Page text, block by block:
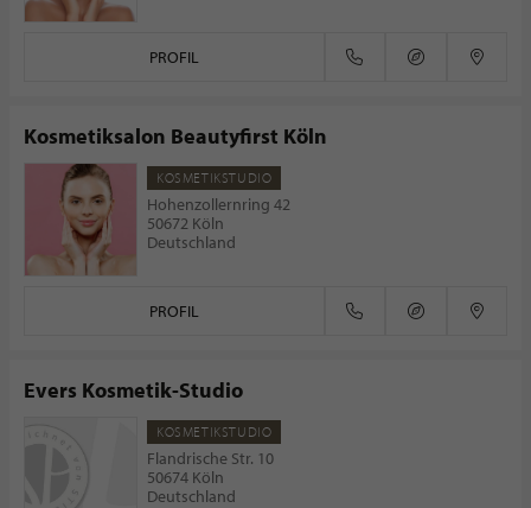
PROFIL
Kosmetiksalon Beautyfirst Köln
KOSMETIKSTUDIO
Hohenzollernring 42
50672 Köln
Deutschland
PROFIL
Evers Kosmetik-Studio
KOSMETIKSTUDIO
Flandrische Str. 10
50674 Köln
Deutschland